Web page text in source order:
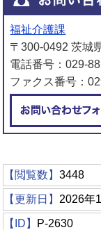
福祉介護課
〒300-0492 茨城
電話番号：029-
ファクス番号：
【閲覧数】3448
【更新日】 2026年
【ID】 P-2630